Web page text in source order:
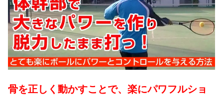
骨を正しく動かすことで、楽にパワフルショ